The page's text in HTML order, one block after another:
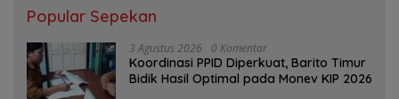
Popular Sepekan
3 Agustus 2026 0 Komentar
Koordinasi PPID Diperkuat, Barito Timur
Bidik Hasil Optimal pada Monev KIP 2026